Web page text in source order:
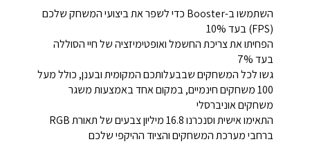
השתמשו ב-Booster כדי לשפר את ביצועי המשחק שלכם
(FPS) בעד 10%
הפחיתו את צריכת החשמל ואופטימיזציה של חיי הסוללה
בעד 7%
גשו לכל המשחקים שבבעלותכם המקומית ובענן, כולל מעל
100 משחקים חינמיים, במקום אחד באמצעות משגר
משחקים אוניברסלי
התאימו אישית וסנכרנו 16.8 מיליון צבעים של תאורת RGB
ברחבי מערכת המשחקים והציוד ההיקפי שלכם